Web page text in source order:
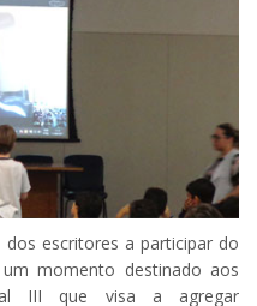
escritores a participar do
momento destinado aos
III que visa a agregar